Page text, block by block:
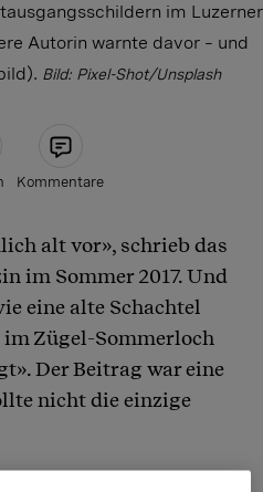
im Luzerner
Autorin warnte davor – und
Bild: Pixel-Shot/Unsplash
Kommentare
alt vor», schrieb das
im Sommer 2017. Und
eine alte Schachtel
Zügel-Sommerloch
Der Beitrag war eine
nicht die einzige